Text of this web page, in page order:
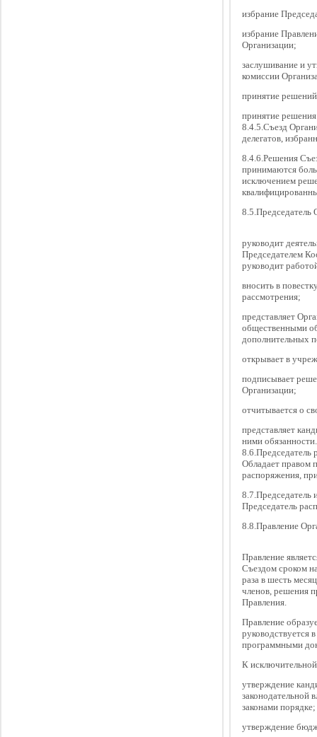
избрание
избрание
Организации;
заслушивание и
комиссии
принятие
принятие
8.4.5.Съезд
делегатов,
8.4.6.Решения
принимаются
исключением
8.5.Председатель
руководит
Председателем
руководит
вносить в
рассмотрения;
представляет
общественными
дополнительных
открывает в
подписывает
Организации;
отчитывается о
представляет
ними обязанности.
8.6.Председатель
Обладает правом
распоряжения,
8.7.Председатель
Председатель
8.8.Правление
Правление
Съездом сроком
раза в шесть
членов, решения
Правления.
Правление
руководствуется
программными
К
утверждение
законодательной
законами порядке;
утверждение